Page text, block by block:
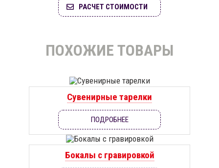
РАСЧЕТ СТОИМОСТИ
ПОХОЖИЕ ТОВАРЫ
Сувенирные тарелки
ПОДРОБНЕЕ
Бокалы с гравировкой